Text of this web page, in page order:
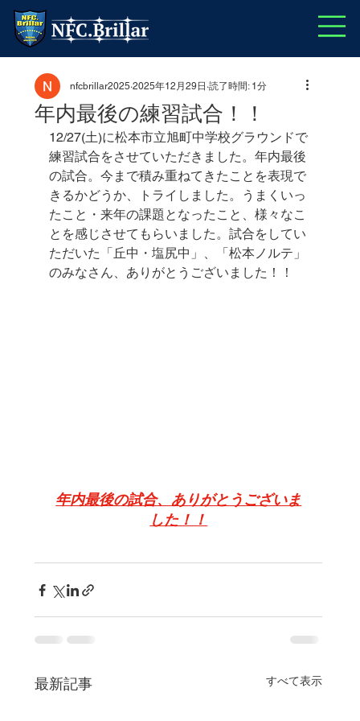
年内最後の練習試合！！
nfcbrillar2025 2025年12月29日 読了時間: 1分
12/27(土)に松本市立旭町中学校グラウンドで
練習試合をさせていただきました。年内最後
の試合。今まで積み重ねてきたことを表現で
きるかどうか、トライしました。うまくいっ
たこと・来年の課題となったこと、様々なこ
とを感じさせてもらいました。試合をしてい
ただいた「丘中・塩尻中」、「松本ノルテ」
のみなさん、ありがとうございました！！
年内最後の試合、ありがとうございま
した！！
最新記事 すべて表示